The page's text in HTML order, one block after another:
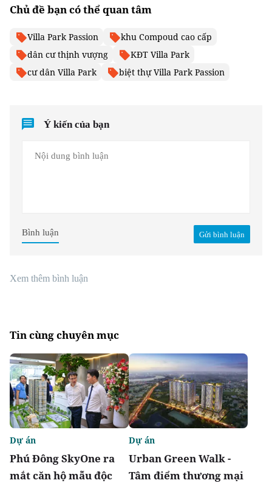
Chủ đề bạn có thể quan tâm
Villa Park Passion
khu Compoud cao cấp
dân cư thịnh vượng
KĐT Villa Park
cư dân Villa Park
biệt thự Villa Park Passion
Ý kiến của bạn
Gửi bình luận
Bình luận
Xem thêm bình luận
Tin cùng chuyên mục
Phú Đông SkyOne ra
mắt căn hộ mẫu độc
Dự án
Urban Green Walk -
Tâm điểm thương mại
Dự án